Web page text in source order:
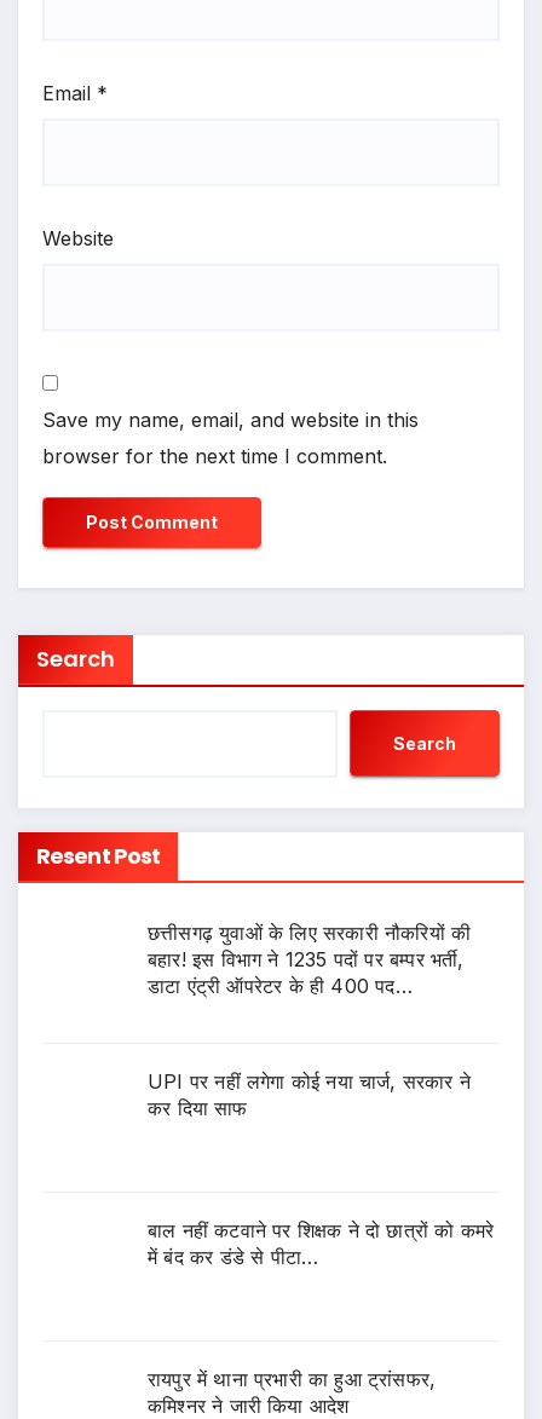
Email *
Website
Save my name, email, and website in this
browser for the next time I comment.
Search
Search
Resent Post
छत्तीसगढ़ युवाओं के लिए सरकारी नौकरियों की
बहार! इस विभाग ने 1235 पदों पर बम्पर भर्ती,
डाटा एंट्री ऑपरेटर के ही 400 पद…
UPI पर नहीं लगेगा कोई नया चार्ज, सरकार ने
कर दिया साफ
बाल नहीं कटवाने पर शिक्षक ने दो छात्रों को कमरे
में बंद कर डंडे से पीटा…
रायपुर में थाना प्रभारी का हुआ ट्रांसफर,
कमिश्नर ने जारी किया आदेश